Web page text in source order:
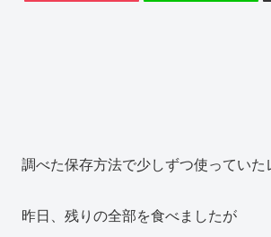
調べた保存方法で少しずつ使っていた
昨日、残りの全部を食べましたが